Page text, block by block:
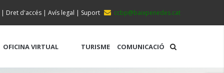
ccbp@baixpenedes.cat
| Dret d'accés | Avís legal | Suport
OFICINA VIRTUAL TURISME COMUNICACIÓ